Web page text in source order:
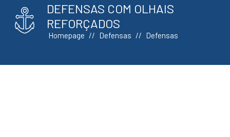
DEFENSAS COM OLHAIS
REFORÇADOS
Homepage Defensas Defensas